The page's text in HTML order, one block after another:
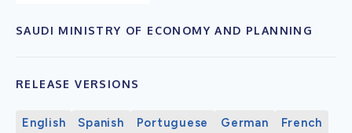
SAUDI MINISTRY OF ECONOMY AND PLANNING
RELEASE VERSIONS
English Spanish Portuguese German French